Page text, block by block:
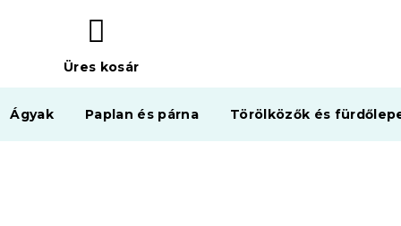
KOSÁR
Üres kosár
Ágyak Paplan és párna Törölközők és